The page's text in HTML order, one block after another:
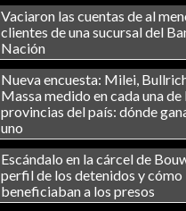
Vaciaron las cuentas de al
clientes de una sucursal del
Nación
Nueva encuesta: Milei,
Massa medido en cada una de
provincias del país: dónde
uno
Escándalo en la cárcel de
perfil de los detenidos y cómo
beneficiaban a los presos